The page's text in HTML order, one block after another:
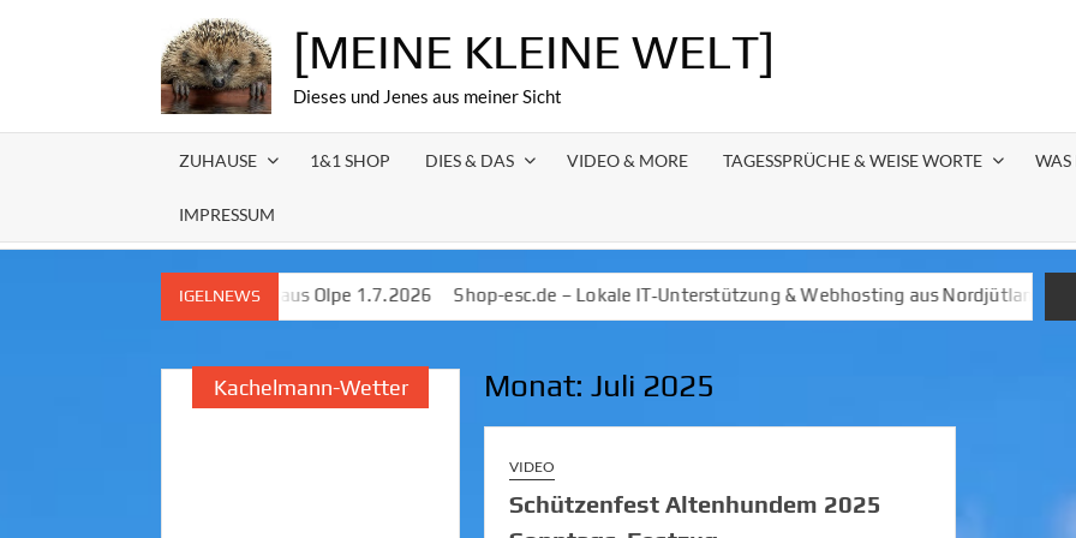
[MEINE KLEINE WELT]
Dieses und Jenes aus meiner Sicht
ZUHAUSE 1&1 SHOP DIES & DAS VIDEO & MORE TAGESSPRÜCHE & WEISE WORTE
IMPRESSUM
IGELNEWS
aus Olpe 1.7.2026 Shop-esc.de – Lokale IT‑Unterstützung & Webhosting aus Nordjütland Regional Stark und Nah
Monat:Juli 2025
VIDEO
Schützenfest Altenhundem 2025
Kachelmann-Wetter